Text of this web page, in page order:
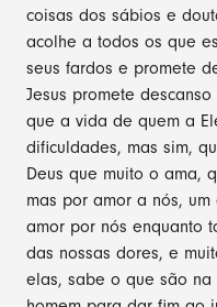
coisas dos sábios e
acolhe a todos os que
seus fardos e promete
Jesus promete
que a vida de quem a
dificuldades, mas sim,
Deus que muito o ama,
mas por amor a nós,
amor por nós enquanto
das nossas dores, e
elas, sabe o que são